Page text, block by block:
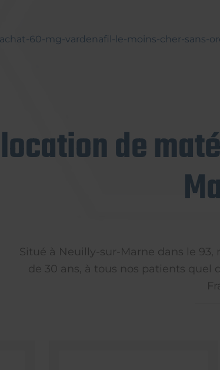
60-mg-vardenafil-le-moins-cher-sans-
de
Situé à Neuilly-sur-Marne dans le
de 30 ans, à tous nos patients quel